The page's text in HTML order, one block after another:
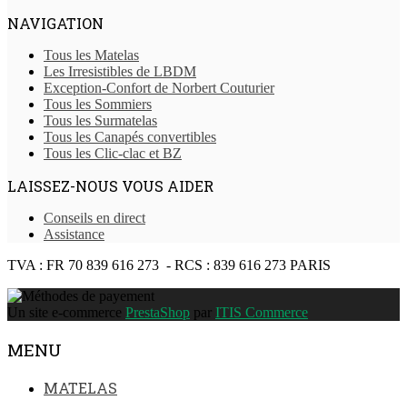
NAVIGATION
Tous les Matelas
Les Irresistibles de LBDM
Exception-Confort de Norbert Couturier
Tous les Sommiers
Tous les Surmatelas
Tous les Canapés convertibles
Tous les Clic-clac et BZ
LAISSEZ-NOUS VOUS AIDER
Conseils en direct
Assistance
TVA : FR 70 839 616 273 - RCS : 839 616 273 PARIS
Un site e-commerce PrestaShop par ITIS Commerce
MENU
MATELAS